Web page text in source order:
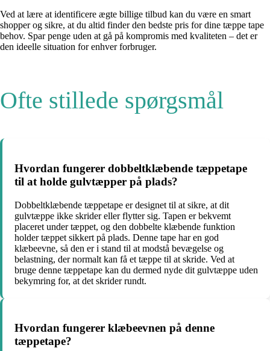
Ved at lære at identificere ægte billige tilbud kan du være en smart
shopper og sikre, at du altid finder den bedste pris for dine tæppe tape
behov. Spar penge uden at gå på kompromis med kvaliteten – det er
den ideelle situation for enhver forbruger.
Ofte stillede spørgsmål
Hvordan fungerer dobbeltklæbende tæppetape
til at holde gulvtæpper på plads?
Dobbeltklæbende tæppetape er designet til at sikre, at dit
gulvtæppe ikke skrider eller flytter sig. Tapen er bekvemt
placeret under tæppet, og den dobbelte klæbende funktion
holder tæppet sikkert på plads. Denne tape har en god
klæbeevne, så den er i stand til at modstå bevægelse og
belastning, der normalt kan få et tæppe til at skride. Ved at
bruge denne tæppetape kan du dermed nyde dit gulvtæppe uden
bekymring for, at det skrider rundt.
Hvordan fungerer klæbeevnen på denne
tæppetape?